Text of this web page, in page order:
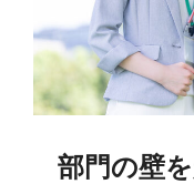
部門の壁